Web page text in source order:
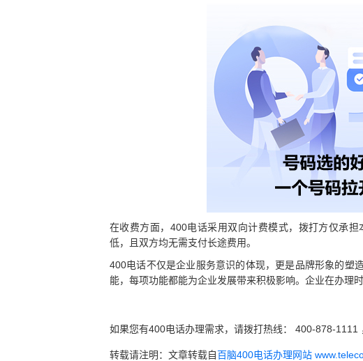
在收费方面，400电话采用双向计费模式，拨打方仅承
低，且双方均无需支付长途费用。
400电话不仅是企业服务意识的体现，更是品牌形象的塑
能，每项功能都能为企业发展带来积极影响。企业在办理
如果您有400电话办理需求，请拨打热线： 400-878-1111
转载请注明：文章转载自百脑400电话办理网站